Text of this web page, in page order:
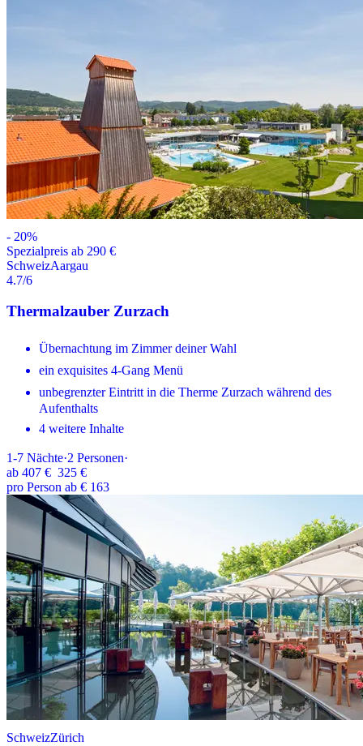
- 20%
Spezialpreis ab 290 €
SchweizAargau
4.7/6
Thermalzauber Zurzach
Übernachtung im Zimmer deiner Wahl
ein exquisites 4-Gang Menü
unbegrenzter Eintritt in die Therme Zurzach während des
Aufenthalts
4 weitere Inhalte
1-7 Nächte·2 Personen·
ab 407 € 325 €
pro Person ab € 163
SchweizZürich